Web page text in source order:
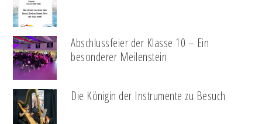
Abschlussfeier der Klasse 10 – Ein
besonderer Meilenstein
Die Königin der Instrumente zu Besuch